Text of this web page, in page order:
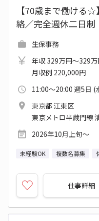
【70歳まで働ける
絡／完全週休二日制
生保事務
年収 329万円～329
月収例 220,000円
11:00～20:00 週5日 (
東京都 江東区
東京メトロ半蔵門線
2026年10月上旬～
未経験OK 複数名募集
仕事詳細